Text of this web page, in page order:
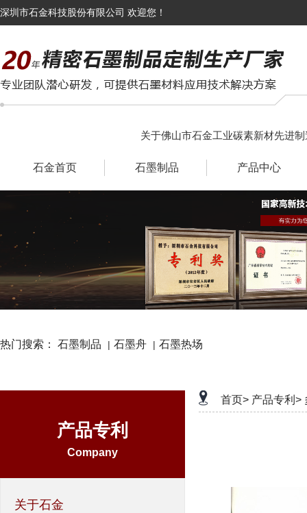
深圳市石金科技股份有限公司 欢迎您！
关于佛山市石金工业碳素新材先进
石金首页 石墨制品 产品中心
热门搜索： 石墨制品 | 石墨舟 | 石墨热场
产品专利
Company
关于石金
首页> 产品专利>